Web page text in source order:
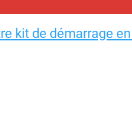
kit de démarrage